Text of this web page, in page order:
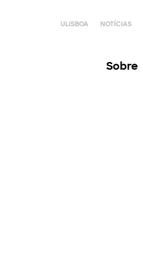
ULISBOA NOTÍCIAS
Sobre